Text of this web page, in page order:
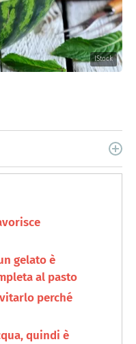
IStock
anni scrivo di food,
sono seduta al pc, mi
gelato è
al pasto
perché
quindi è